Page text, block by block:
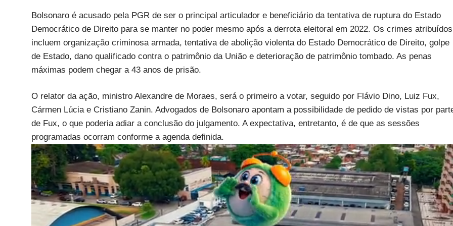
Bolsonaro é acusado pela PGR de ser o principal articulador e beneficiário da tentativa de ruptura do Estado
Democrático de Direito para se manter no poder mesmo após a derrota eleitoral em 2022. Os crimes atribuídos
incluem organização criminosa armada, tentativa de abolição violenta do Estado Democrático de Direito, golpe
de Estado, dano qualificado contra o patrimônio da União e deterioração de patrimônio tombado. As penas
máximas podem chegar a 43 anos de prisão.
O relator da ação, ministro Alexandre de Moraes, será o primeiro a votar, seguido por Flávio Dino, Luiz Fux,
Cármen Lúcia e Cristiano Zanin. Advogados de Bolsonaro apontam a possibilidade de pedido de vistas por
de Fux, o que poderia adiar a conclusão do julgamento. A expectativa, entretanto, é de que as sessões
programadas ocorram conforme a agenda definida.